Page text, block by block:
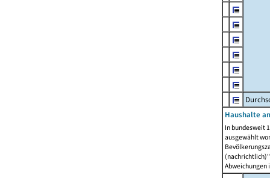
Haushalte
In bundesweit
ausgewählt
Abweichungen